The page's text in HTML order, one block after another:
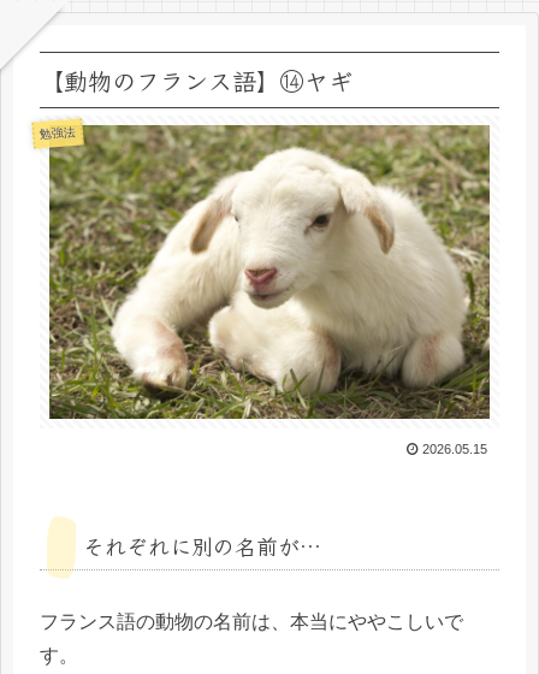
【動物のフランス語】⑭ヤギ
勉強法
2026.05.15
それぞれに別の名前が…
フランス語の動物の名前は、本当にややこしいで
す。